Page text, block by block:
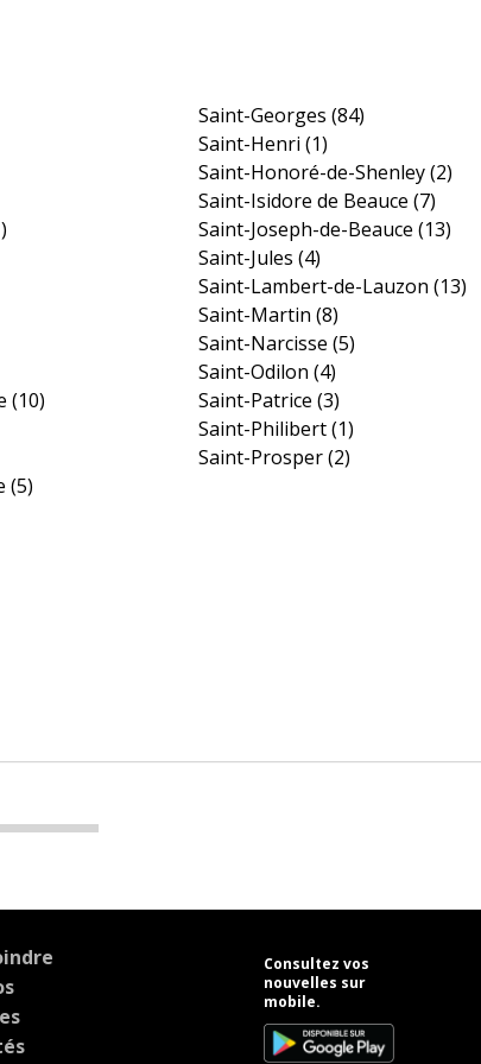
(10)
(5)
Saint-Georges(84)
Saint-Henri(1)
Saint-Honoré-de-Shenley(2)
Saint-Isidore de Beauce(7)
Saint-Joseph-de-Beauce(13)
Saint-Jules(4)
Saint-Lambert-de-Lauzon(13)
Saint-Martin(8)
Saint-Narcisse(5)
Saint-Odilon(4)
Saint-Patrice(3)
Saint-Philibert(1)
Saint-Prosper(2)
Consultez vos
nouvelles sur
mobile.